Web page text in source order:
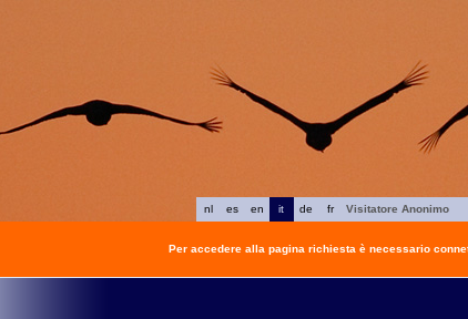
fr
de
it
en
es
nl
Visitatore Anonimo
Per accedere alla pagina richiesta è necessario